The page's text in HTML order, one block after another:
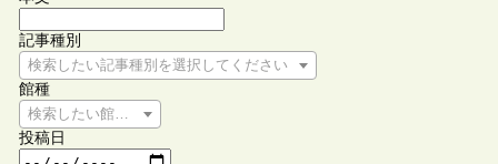
記事種別
検索したい記事種別を選択してください
館種
検索したい館種を選択してください
投稿日